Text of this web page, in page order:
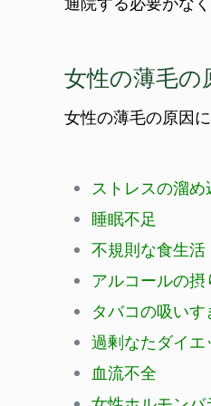
女性の薄毛の
女性の薄毛の原因
ストレスの溜め
睡眠不足
不規則な食生活
アルコールの摂
タバコの吸いす
過剰なたダイエ
血流不全